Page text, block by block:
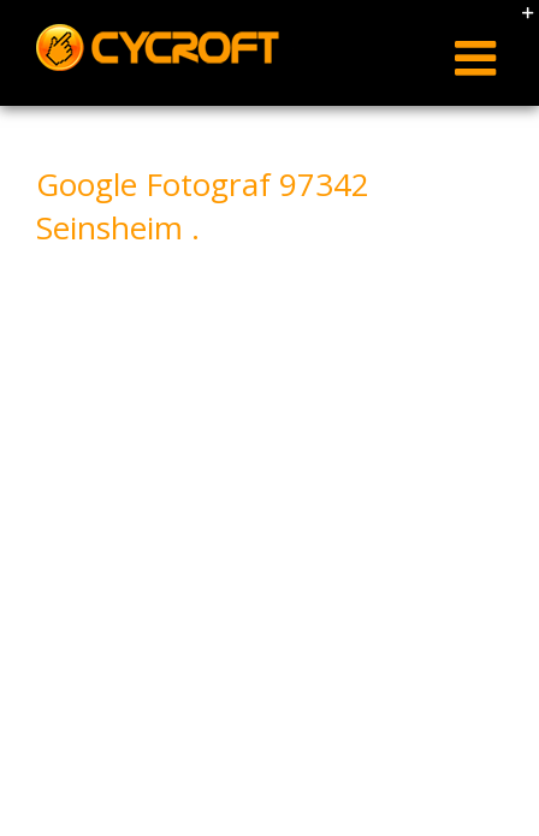
content
Google Fotograf 97342
Seinsheim .